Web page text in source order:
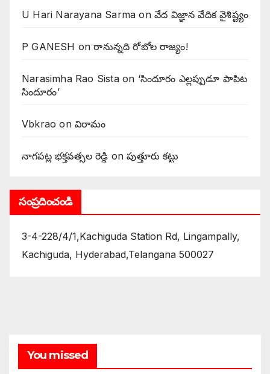
U Hari Narayana Sarma onవేద విజ్ఞాన వేదిక వైశిష్ట్యం
P GANESH on‌రానున్నది రోబోల రాజ్యం!
Narasimha Rao Sistaon ‘సిందూరం ఎల్లప్పుడూ పాపిట
సిందూరం’
Vbkrao onవిరామం
నాగపట్ల భక్తవత్సల రెడ్డి onపుత్తూరు కట్టు
సంప్రదించండి
3-4-228/4/1,Kachiguda Station Rd, Lingampally,
Kachiguda, Hyderabad,Telangana 500027
You missed